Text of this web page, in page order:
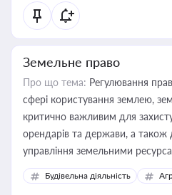
Земельне право
Про що тема: Регулювання прав
сфері користування землею,
критично важливим для
орендарів та держави, а також
управління земельними
Будівельна діяльність